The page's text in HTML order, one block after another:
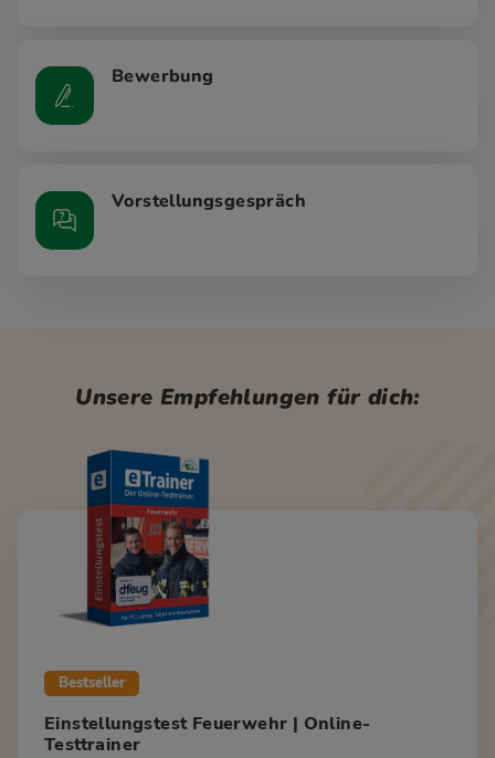
Bewerbung
Vorstellungsgespräch
Unsere Empfehlungen für dich:
Bestseller
Einstellungstest Feuerwehr | Online-
Testtrainer